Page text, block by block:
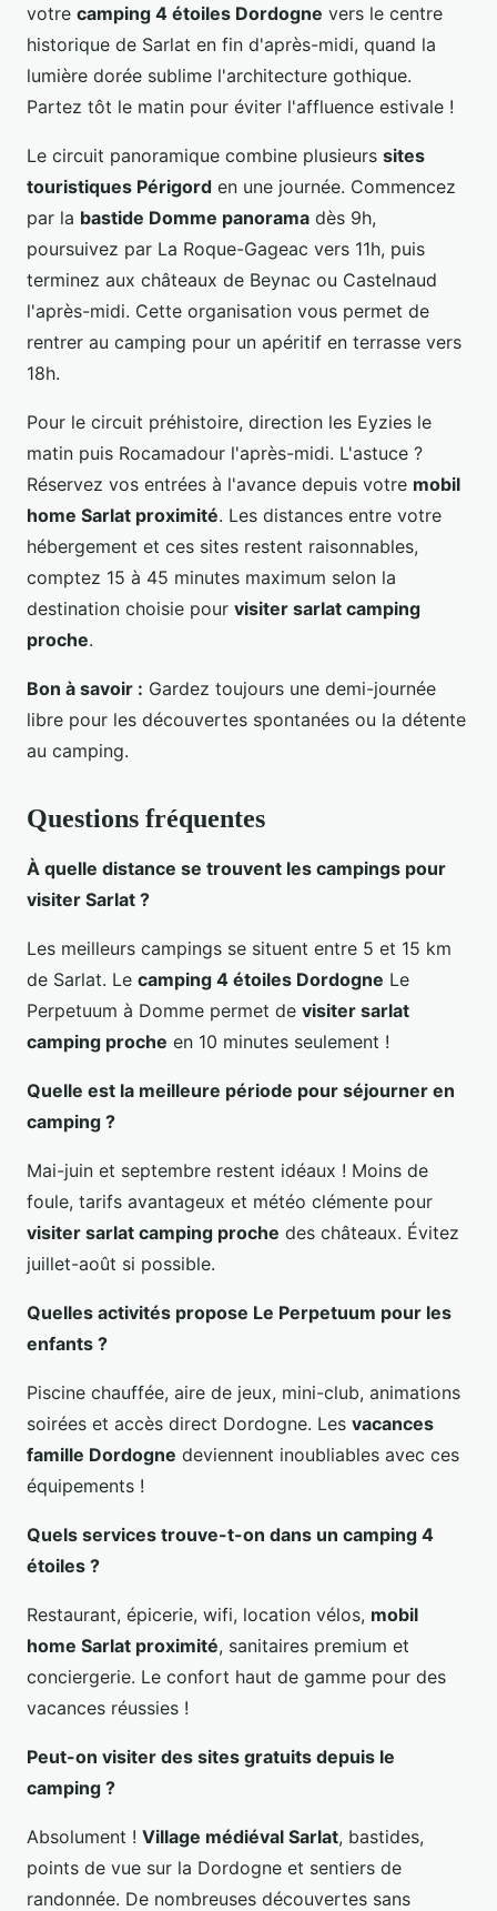
votre camping 4 étoiles Dordogne vers le centre
historique de Sarlat en fin d'après-midi, quand la
lumière dorée sublime l'architecture gothique.
Partez tôt le matin pour éviter l'affluence estivale !
Le circuit panoramique combine plusieurs sites
touristiques Périgord en une journée. Commencez
par la bastide Domme panorama dès 9h,
poursuivez par La Roque-Gageac vers 11h, puis
terminez aux châteaux de Beynac ou Castelnaud
l'après-midi. Cette organisation vous permet de
rentrer au camping pour un apéritif en terrasse vers
18h.
Pour le circuit préhistoire, direction les Eyzies le
matin puis Rocamadour l'après-midi. L'astuce ?
Réservez vos entrées à l'avance depuis votre mobil
home Sarlat proximité. Les distances entre votre
hébergement et ces sites restent raisonnables,
comptez 15 à 45 minutes maximum selon la
destination choisie pour visiter sarlat camping
proche.
Bon à savoir : Gardez toujours une demi-journée
libre pour les découvertes spontanées ou la détente
au camping.
Questions fréquentes
À quelle distance se trouvent les campings pour
visiter Sarlat ?
Les meilleurs campings se situent entre 5 et 15 km
de Sarlat. Le camping 4 étoiles Dordogne Le
Perpetuum à Domme permet de visiter sarlat
camping proche en 10 minutes seulement !
Quelle est la meilleure période pour séjourner en
camping ?
Mai-juin et septembre restent idéaux ! Moins de
foule, tarifs avantageux et météo clémente pour
visiter sarlat camping proche des châteaux. Évitez
juillet-août si possible.
Quelles activités propose Le Perpetuum pour les
enfants ?
Piscine chauffée, aire de jeux, mini-club, animations
soirées et accès direct Dordogne. Les vacances
famille Dordogne deviennent inoubliables avec ces
équipements !
Quels services trouve-t-on dans un camping 4
étoiles ?
Restaurant, épicerie, wifi, location vélos, mobil
home Sarlat proximité, sanitaires premium et
conciergerie. Le confort haut de gamme pour des
vacances réussies !
Peut-on visiter des sites gratuits depuis le
camping ?
Absolument ! Village médiéval Sarlat, bastides,
points de vue sur la Dordogne et sentiers de
randonnée. De nombreuses découvertes sans